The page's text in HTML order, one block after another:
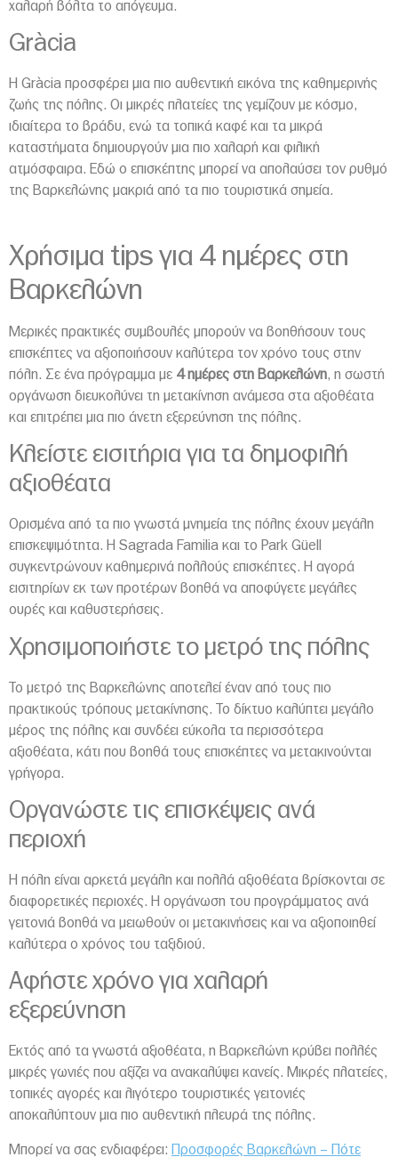
χαλαρή βόλτα το απόγευμα.
Gràcia
Η Gràcia προσφέρει μια πιο αυθεντική εικόνα της καθημερινής
ζωής της πόλης. Οι μικρές πλατείες της γεμίζουν με κόσμο,
ιδιαίτερα το βράδυ, ενώ τα τοπικά καφέ και τα μικρά
καταστήματα δημιουργούν μια πιο χαλαρή και φιλική
ατμόσφαιρα. Εδώ ο επισκέπτης μπορεί να απολαύσει τον ρυθμό
της Βαρκελώνης μακριά από τα πιο τουριστικά σημεία.
Χρήσιμα tips για 4 ημέρες στη
Βαρκελώνη
Μερικές πρακτικές συμβουλές μπορούν να βοηθήσουν τους
επισκέπτες να αξιοποιήσουν καλύτερα τον χρόνο τους στην
πόλη. Σε ένα πρόγραμμα με 4 ημέρες στη Βαρκελώνη, η σωστή
οργάνωση διευκολύνει τη μετακίνηση ανάμεσα στα αξιοθέατα
και επιτρέπει μια πιο άνετη εξερεύνηση της πόλης.
Κλείστε εισιτήρια για τα δημοφιλή
αξιοθέατα
Ορισμένα από τα πιο γνωστά μνημεία της πόλης έχουν μεγάλη
επισκεψιμότητα. Η Sagrada Familia και το Park Güell
συγκεντρώνουν καθημερινά πολλούς επισκέπτες. Η αγορά
εισιτηρίων εκ των προτέρων βοηθά να αποφύγετε μεγάλες
ουρές και καθυστερήσεις.
Χρησιμοποιήστε το μετρό της πόλης
Το μετρό της Βαρκελώνης αποτελεί έναν από τους πιο
πρακτικούς τρόπους μετακίνησης. Το δίκτυο καλύπτει μεγάλο
μέρος της πόλης και συνδέει εύκολα τα περισσότερα
αξιοθέατα, κάτι που βοηθά τους επισκέπτες να μετακινούνται
γρήγορα.
Οργανώστε τις επισκέψεις ανά
περιοχή
Η πόλη είναι αρκετά μεγάλη και πολλά αξιοθέατα βρίσκονται σε
διαφορετικές περιοχές. Η οργάνωση του προγράμματος ανά
γειτονιά βοηθά να μειωθούν οι μετακινήσεις και να αξιοποιηθεί
καλύτερα ο χρόνος του ταξιδιού.
Αφήστε χρόνο για χαλαρή
εξερεύνηση
Εκτός από τα γνωστά αξιοθέατα, η Βαρκελώνη κρύβει πολλές
μικρές γωνιές που αξίζει να ανακαλύψει κανείς. Μικρές πλατείες,
τοπικές αγορές και λιγότερο τουριστικές γειτονιές
αποκαλύπτουν μια πιο αυθεντική πλευρά της πόλης.
Μπορεί να σας ενδιαφέρει:
Προσφορές Βαρκελώνη – Πότε